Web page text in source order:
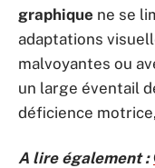
graphique ne se
adaptations
malvoyantes ou
un large éventail
déficience
A lire également :